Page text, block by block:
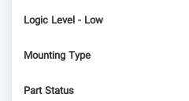
Logic Level - Low
Mounting Type
Part Status